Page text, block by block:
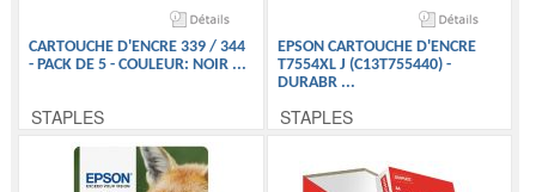
CARTOUCHE D'ENCRE 339 / 344
- PACK DE 5 - COULEUR: NOIR ...
STAPLES
EPSON CARTOUCHE D'ENCRE
T7554XL J (C13T755440) -
DURABR ...
STAPLES